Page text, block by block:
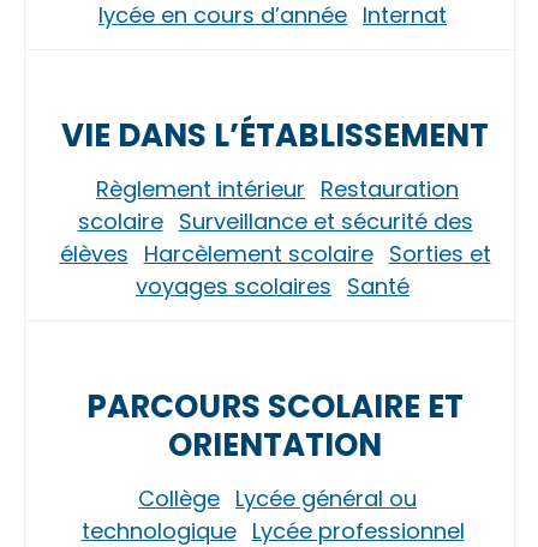
lycée en cours d’année Internat
VIE DANS L’ÉTABLISSEMENT
Règlement intérieur Restauration
scolaire Surveillance et sécurité des
élèves Harcèlement scolaire Sorties et
voyages scolaires Santé
PARCOURS SCOLAIRE ET
ORIENTATION
Collège Lycée général ou
technologique Lycée professionnel